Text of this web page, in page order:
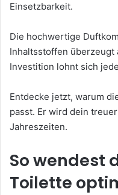
Einsetzbarkeit.
Die hochwertige
Inhaltsstoffen überzeugt
Investition lohnt sich
Entdecke jetzt, warum
passt. Er wird dein
Jahreszeiten.
So wendest
Toilette